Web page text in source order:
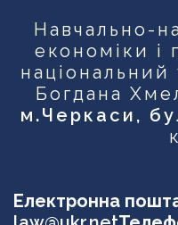
Навчально-
економіки і
національний
Богдана
м.Черкаси,
Електронна